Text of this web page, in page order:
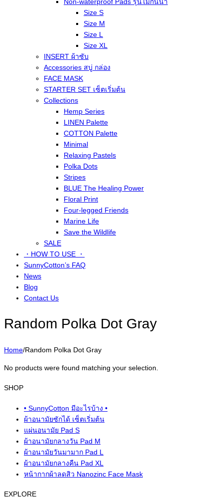
Size S
Size M
Size L
Size XL
INSERT ผ้าซับ
Accessories สบู่ กล่อง
FACE MASK
STARTER SET เซ็ตเริ่มต้น
Collections
Hemp Series
LINEN Palette
COTTON Palette
Minimal
Relaxing Pastels
Polka Dots
Stripes
BLUE The Healing Power
Floral Print
Four-legged Friends
Marine Life
Save the Wildlife
SALE
・HOW TO USE ・
SunnyCotton’s FAQ
News
Blog
Contact Us
Random Polka Dot Gray
Home/Random Polka Dot Gray
No products were found matching your selection.
SHOP
• SunnyCotton มีอะไรบ้าง •
ผ้าอนามัยซักได้ เซ็ตเริ่มต้น
แผ่นอนามัย Pad S
ผ้าอนามัยกลางวัน Pad M
ผ้าอนามัยวันมามาก Pad L
ผ้าอนามัยกลางคืน Pad XL
หน้ากากผ้าลดสิว Nanozinc Face Mask
EXPLORE